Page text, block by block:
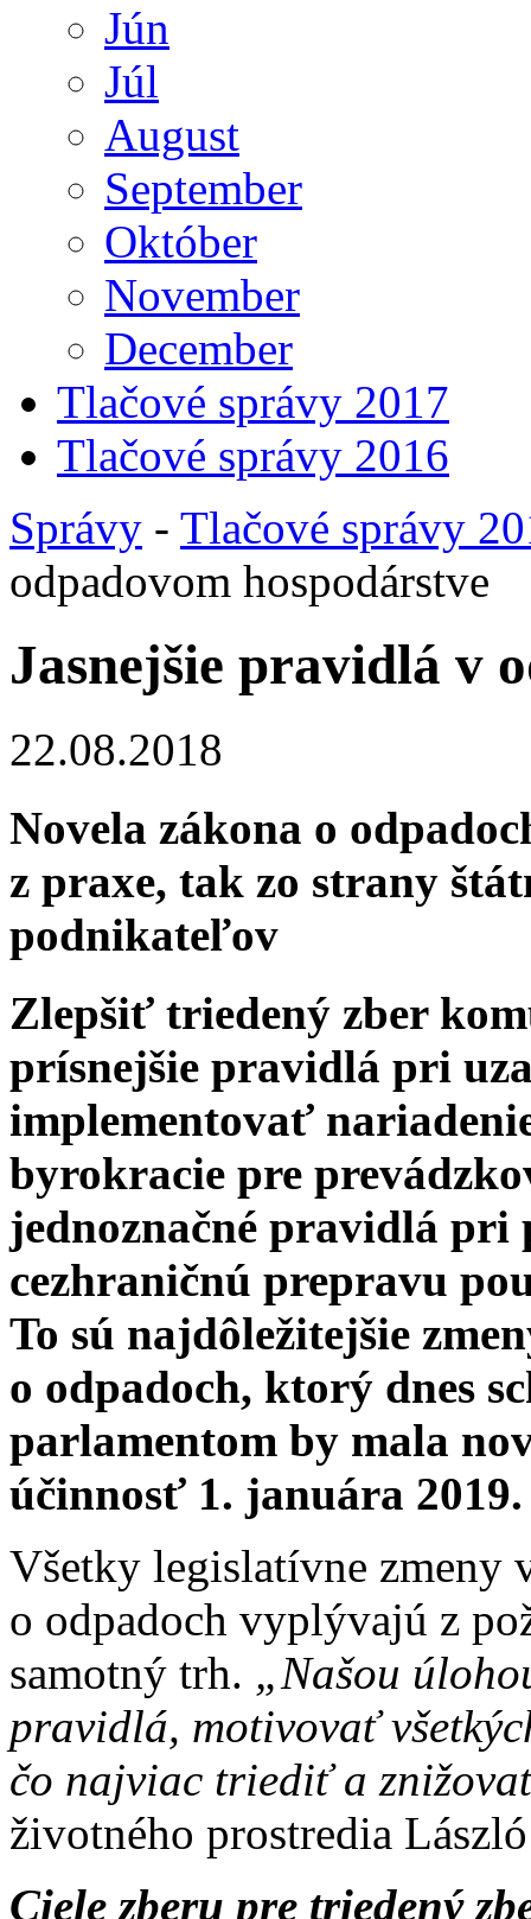
Jún
Júl
August
September
Október
November
December
Tlačové správy 2017
Tlačové správy 2016
Správy - Tlačové správy
odpadovom hospodárstve
Jasnejšie pravidlá v
22.08.2018
Novela zákona o
z praxe, tak zo strany
podnikateľov
Zlepšiť triedený zber
prísnejšie pravidlá pri
implementovať
byrokracie pre
jednoznačné pravidlá pri
cezhraničnú prepravu
To sú najdôležitejšie
o odpadoch, ktorý dnes
parlamentom by mala
účinnosť 1. januára 2019.
Všetky legislatívne zmeny
o odpadoch vyplývajú z
samotný trh. „Našou
pravidlá, motivovať
čo najviac triediť a
životného prostredia
Ciele zberu pre triedený